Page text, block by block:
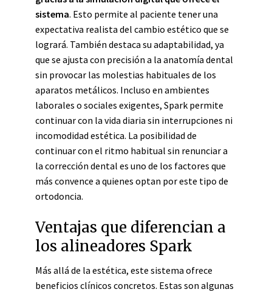
sistema. Esto permite al paciente tener una
expectativa realista del cambio estético que se
logrará. También destaca su adaptabilidad, ya
que se ajusta con precisión a la anatomía dental
sin provocar las molestias habituales de los
aparatos metálicos. Incluso en ambientes
laborales o sociales exigentes, Spark permite
continuar con la vida diaria sin interrupciones ni
incomodidad estética. La posibilidad de
continuar con el ritmo habitual sin renunciar a
la corrección dental es uno de los factores que
más convence a quienes optan por este tipo de
ortodoncia.
Ventajas que diferencian a
los alineadores Spark
Más allá de la estética, este sistema ofrece
beneficios clínicos concretos. Estas son algunas